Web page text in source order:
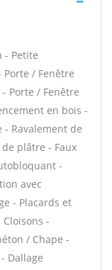
- Petite
/ Fenêtre
Porte / Fenêtre
en bois -
Ravalement de
plâtre - Faux
-
avec
- Placards et
-
/ Chape -
Dallage